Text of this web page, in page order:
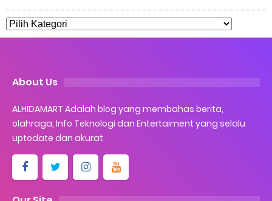
About Us
ALHIDAMART Adalah blog yang membahas berita,
olahraga, Info Teknologi dan Entertaiment yang selalu
uptodate dan akurat